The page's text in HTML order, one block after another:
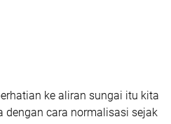
ke aliran sungai itu kita
dengan cara normalisasi sejak